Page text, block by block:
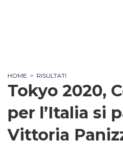
HOME > RISULTATI
Tokyo 2020,
per l’Italia si
Vittoria